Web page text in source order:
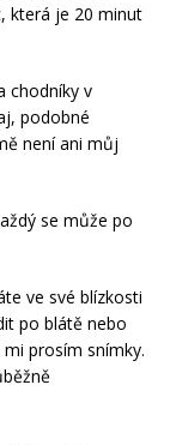
která je 20 minut
chodníky v
podobné
není ani můj
se může po
ve své blízkosti
po blátě nebo
prosím snímky.